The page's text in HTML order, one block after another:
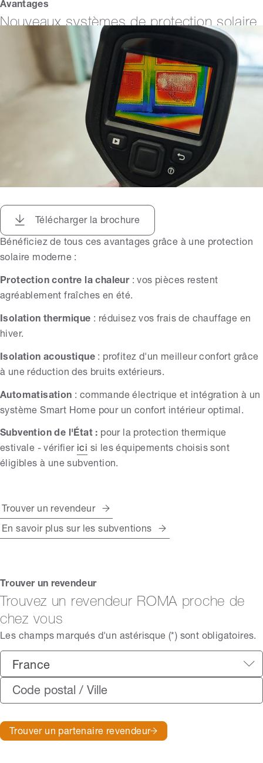
Avantages
Nouveaux systèmes de protection solaire
Bénéficiez de tous ces avantages grâce à une protection
solaire moderne :
Protection contre la chaleur : vos pièces restent
agréablement fraîches en été.
Isolation thermique : réduisez vos frais de chauffage en
hiver.
Isolation acoustique : profitez d'un meilleur confort grâce
à une réduction des bruits extérieurs.
Automatisation : commande électrique et intégration à un
système Smart Home pour un confort intérieur optimal.
Subvention de l'État : pour la protection thermique
estivale - vérifier ici si les équipements choisis sont
éligibles à une subvention.
Trouver un revendeur
En savoir plus sur les subventions
Télécharger la brochure
Trouver un revendeur
Trouvez un revendeur ROMA proche de
chez vous
Les champs marqués d'un astérisque (*) sont obligatoires.
France
Trouver un partenaire revendeur